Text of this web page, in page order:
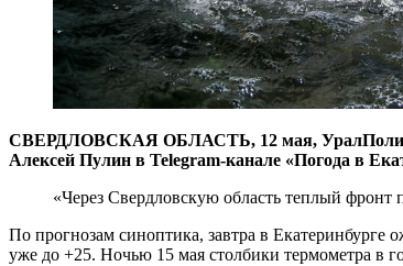
СВЕРДЛОВСКАЯ ОБЛАСТЬ, 12 мая,
Алексей Пулин в Telegram-канале «Погода в
«Через Свердловскую область теплый фронт
По прогнозам синоптика, завтра в Екатеринбурге
уже до +25. Ночью 15 мая столбики термометра в